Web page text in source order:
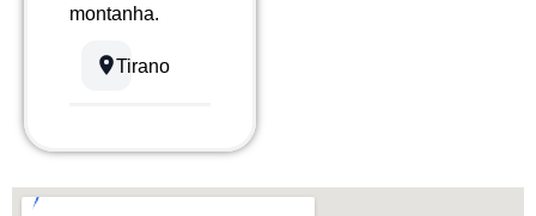
montanha.
Tirano